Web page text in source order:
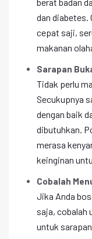
dan diabetes.
cepat saji,
makanan
Sarapan
Tidak perlu
Secukupnya
dengan baik
dibutuhkan.
merasa
keinginan
Cobalah
Jika Anda
saja, cobalah
untuk